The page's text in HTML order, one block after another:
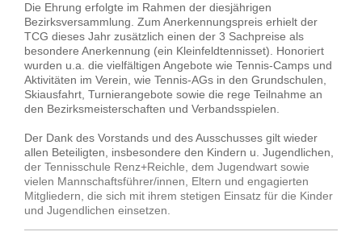
Die Ehrung erfolgte im Rahmen der diesjährigen
Bezirksversammlung. Zum Anerkennungspreis erhielt der
TCG dieses Jahr zusätzlich einen der 3 Sachpreise als
besondere Anerkennung (ein Kleinfeldtennisset). Honoriert
wurden u.a. die vielfältigen Angebote wie Tennis-Camps und
Aktivitäten im Verein, wie Tennis-AGs in den Grundschulen,
Skiausfahrt, Turnierangebote sowie die rege Teilnahme an
den Bezirksmeisterschaften und Verbandsspielen.
Der Dank des Vorstands und des Ausschusses gilt wieder
allen Beteiligten, insbesondere den Kindern u. Jugendlichen,
der Tennisschule Renz+Reichle, dem Jugendwart sowie
vielen Mannschaftsführer/innen, Eltern und engagierten
Mitgliedern, die sich mit ihrem stetigen Einsatz für die Kinder
und Jugendlichen einsetzen.